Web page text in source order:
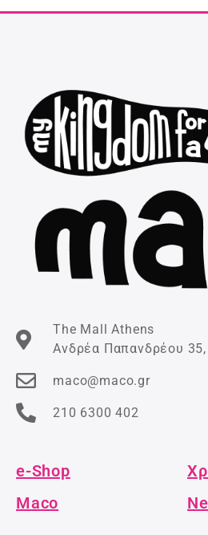
The Mall Athens
Ανδρέα Παπανδρέου
maco@maco.gr
210 6300 402
e-Shop
Maco